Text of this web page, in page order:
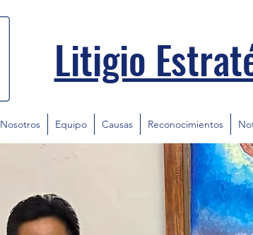
Litigio
Nosotros Equipo Causas Reconocimientos